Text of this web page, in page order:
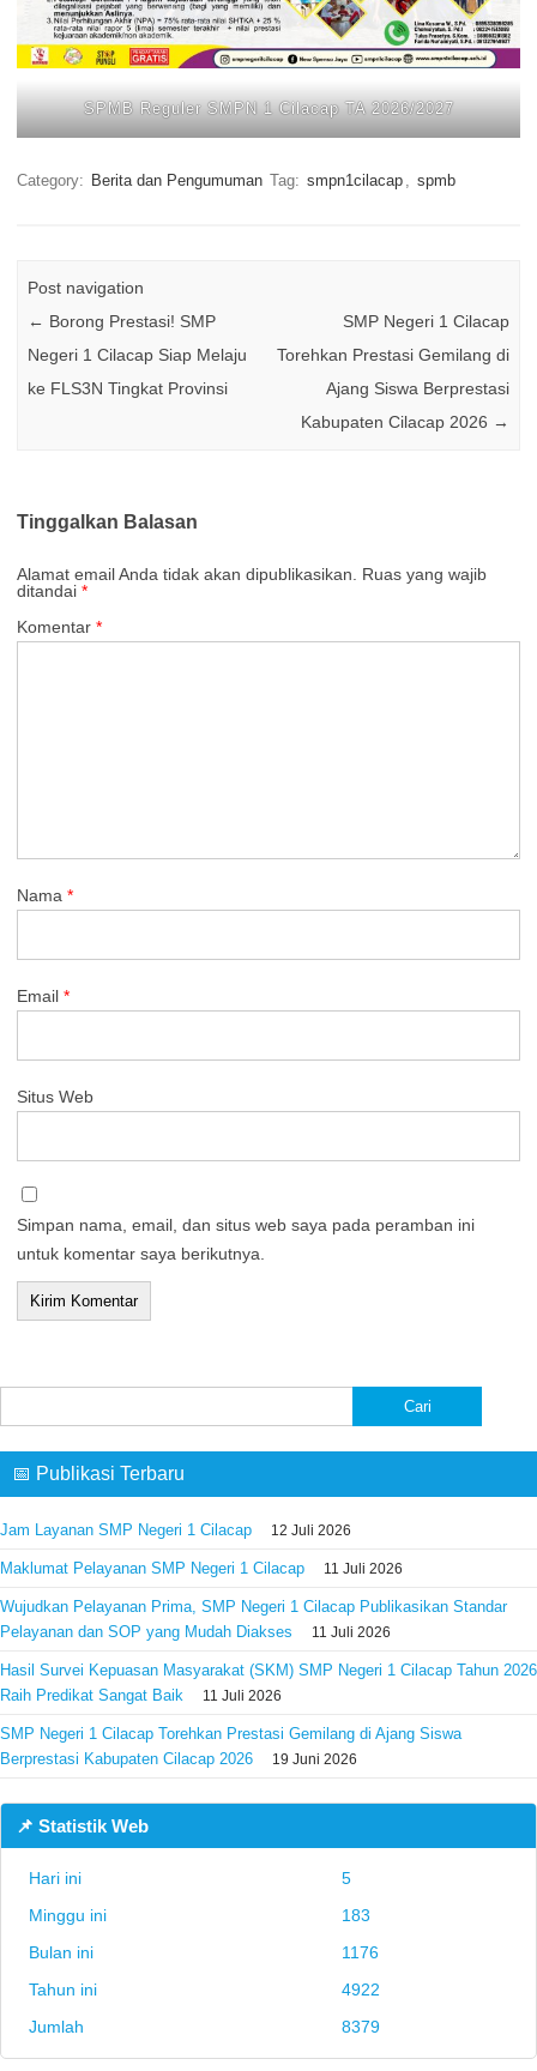
SPMB Reguler SMPN 1 Cilacap TA 2026/2027
Category: Berita dan Pengumuman Tag: smpn1cilacap spmb
Post navigation
← Borong Prestasi! SMP
Negeri 1 Cilacap Siap Melaju
ke FLS3N Tingkat Provinsi
SMP Negeri 1 Cilacap
Torehkan Prestasi Gemilang di
Ajang Siswa Berprestasi
Kabupaten Cilacap 2026 →
Tinggalkan Balasan
Alamat email Anda tidak akan dipublikasikan.
Ruas yang wajib
ditandai *
Komentar *
Nama *
Email *
Situs Web
Simpan nama, email, dan situs web saya pada peramban ini
untuk komentar saya berikutnya.
untuk:
📅 Publikasi Terbaru
Jam Layanan SMP Negeri 1 Cilacap 12 Juli 2026
Maklumat Pelayanan SMP Negeri 1 Cilacap 11 Juli 2026
Wujudkan Pelayanan Prima, SMP Negeri 1 Cilacap Publikasikan Standar
Pelayanan dan SOP yang Mudah Diakses
11 Juli 2026
Hasil Survei Kepuasan Masyarakat (SKM) SMP Negeri 1 Cilacap Tahun 2026
Raih Predikat Sangat Baik
11 Juli 2026
SMP Negeri 1 Cilacap Torehkan Prestasi Gemilang di Ajang Siswa
Berprestasi Kabupaten Cilacap 2026
19 Juni 2026
📌 Statistik Web
Hari ini
5
Minggu ini
183
Bulan ini
1176
Tahun ini
4922
Jumlah
8379